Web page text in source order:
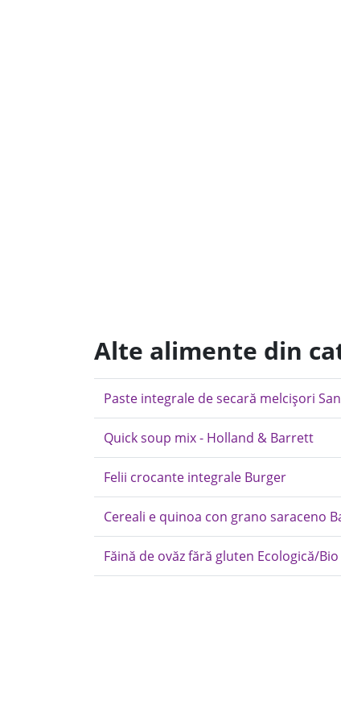
Alte alimente din
Paste integrale de secară melcișori
Quick soup mix - Holland & Barrett
Felii crocante integrale Burger
Cereali e quinoa con grano saraceno
Făină de ovăz fără gluten Ecologică/Bio